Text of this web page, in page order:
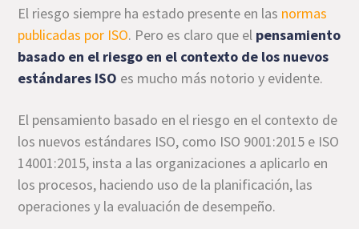
El riesgo siempre ha estado presente en las normas
publicadas por ISO. Pero es claro que el pensamiento
basado en el riesgo en el contexto de los nuevos
estándares ISO es mucho más notorio y evidente.
El pensamiento basado en el riesgo en el contexto de
los nuevos estándares ISO, como ISO 9001:2015 e ISO
14001:2015, insta a las organizaciones a aplicarlo en
los procesos, haciendo uso de la planificación, las
operaciones y la evaluación de desempeño.